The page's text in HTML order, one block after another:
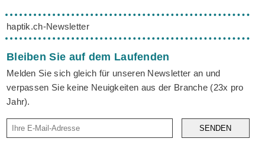
haptik.ch-Newsletter
Bleiben Sie auf dem Laufenden
Melden Sie sich gleich für unseren Newsletter an und
verpassen Sie keine Neuigkeiten aus der Branche (23x pro
Jahr).
SENDEN